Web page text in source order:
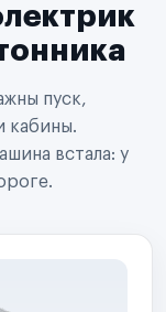
пуск,
кабины.
встала: у